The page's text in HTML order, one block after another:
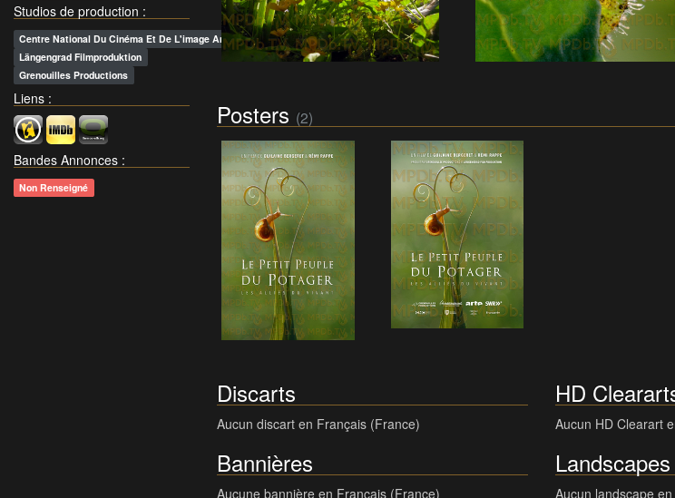
Studios de production :
Centre National Du Cinéma Et De L'image Animée (cnc)
Längengrad Filmproduktion
Grenouilles Productions
Liens :
Bandes Annonces :
Non Renseigné
Posters (2)
Discarts
Aucun discart en Français (France)
HD
Aucun HD Clearart
Bannières
Aucune bannière en Français (France)
Landscapes
Aucun landscape